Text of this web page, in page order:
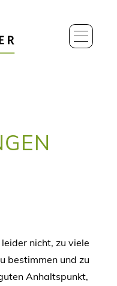
nicht, zu viele
bestimmen und zu
Anhaltspunkt,